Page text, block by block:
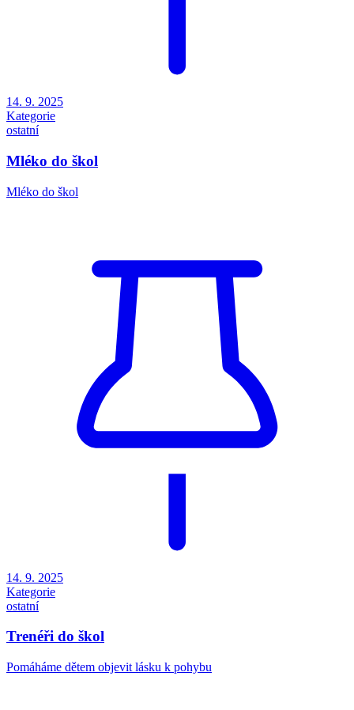
14. 9. 2025
Kategorie
ostatní
Mléko do škol
Mléko do škol
14. 9. 2025
Kategorie
ostatní
Trenéři do škol
Pomáháme dětem objevit lásku k pohybu​